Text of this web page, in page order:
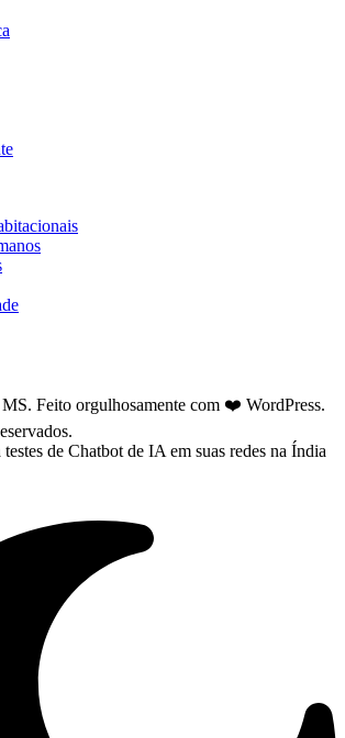
Feito orgulhosamente com ❤️ WordPress.
de Chatbot de IA em suas redes na Índia